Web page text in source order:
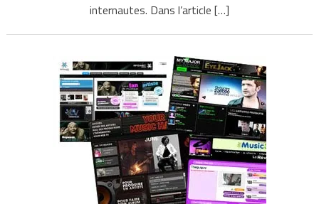
internautes. Dans l’article […]